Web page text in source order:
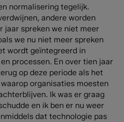
normalisering tegelijk.
andere worden
jaar spreken we niet meer
we nu niet meer spreken
wordt geïntegreerd in
processen. En over tien jaar
op deze periode als het
organisaties moesten
Ik was er graag
en ik ben er nu weer
dat technologie pas